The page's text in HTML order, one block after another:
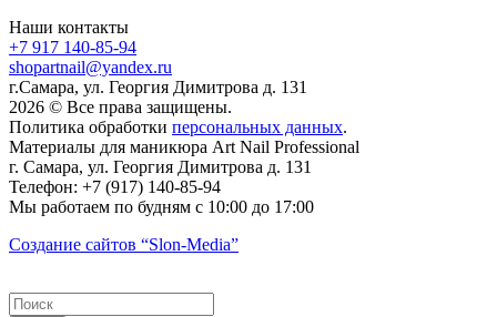
Наши контакты
+7 917 140-85-94
shopartnail@yandex.ru
г.Самара, ул. Георгия Димитрова д. 131
2026 © Все права защищены.
Политика обработки персональных данных.
Материалы для маникюра Art Nail Professional
г. Самара, ул. Георгия Димитрова д. 131
Телефон: +7 (917) 140-85-94
Мы работаем по будням с 10:00 до 17:00
Создание сайтов “Slon-Media”